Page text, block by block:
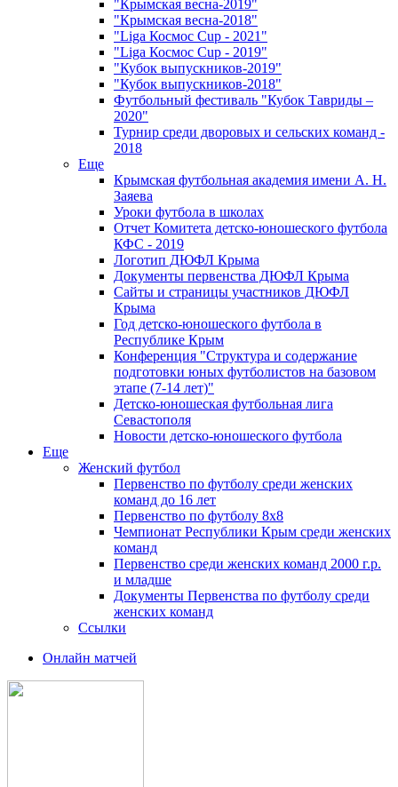
"Крымская весна-2019"
"Крымская весна-2018"
"Liga Космос Cup - 2021"
"Liga Космос Cup - 2019"
"Кубок выпускников-2019"
"Кубок выпускников-2018"
Футбольный фестиваль "Кубок Тавриды –
2020"
Турнир среди дворовых и сельских команд -
2018
Еще
Крымская футбольная академия имени А. Н.
Заяева
Уроки футбола в школах
Отчет Комитета детско-юношеского футбола
КФС - 2019
Логотип ДЮФЛ Крыма
Документы первенства ДЮФЛ Крыма
Сайты и страницы участников ДЮФЛ
Крыма
Год детско-юношеского футбола в
Республике Крым
Конференция "Структура и содержание
подготовки юных футболистов на базовом
этапе (7-14 лет)"
Детско-юношеская футбольная лига
Севастополя
Новости детско-юношеского футбола
Еще
Женский футбол
Первенство по футболу среди женских
команд до 16 лет
Первенство по футболу 8х8
Чемпионат Республики Крым среди женских
команд
Первенство среди женских команд 2000 г.р.
и младше
Документы Первенства по футболу среди
женских команд
Ссылки
Онлайн матчей